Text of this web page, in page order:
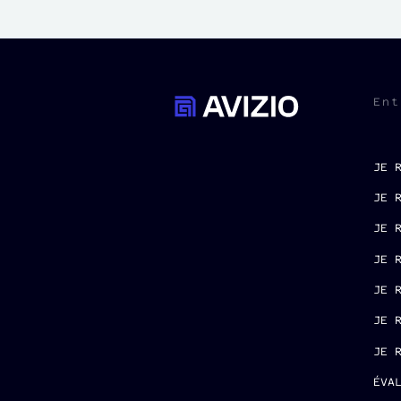
JE
JE
JE
JE
JE
JE
JE